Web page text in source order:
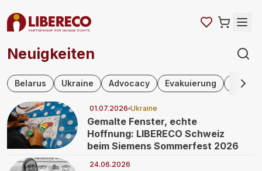
Neuigkeiten
Skip navigation
Belarus Ukraine Advocacy Evakuierung Hilfe
01.07.2026 Ukraine
Gemalte Fenster, echte
Hoffnung: LIBERECO Schweiz
beim Siemens Sommerfest 2026
24.06.2026